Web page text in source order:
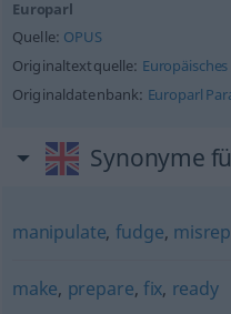
Europarl
Quelle: OPUS
Originaltextquelle:
Originaldatenbank: Europarl
Synonyme
manipulate, fudge,
make, prepare, fix, ready